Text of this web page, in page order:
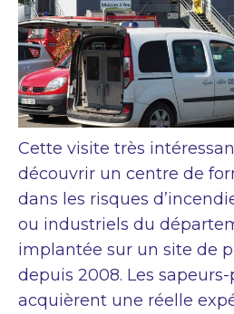
Cette visite très
découvrir un centre de
dans les risques
ou industriels du
implantée sur un site de
depuis 2008. Les
acquièrent une réelle